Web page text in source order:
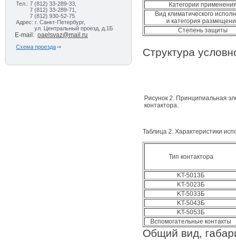
Тел.: 7 (812) 33-289-33,
7 (812) 33-289-71,
7 (812) 930-52-75
Адрес: г. Санкт-Петербург,
ул. Центральный проезд, д.1Б
E-mail: oaelsvaz@mail.ru
Схема проезда
Категории применения
Вид климатического
и категория
Степень защиты
Структура
Рисунок 2. Принципиальная
контактора.
Таблица 2. Характеристики
Тип контактора
KT-5013Б
KT-5023Б
KT-5033Б
KT-5043Б
KT-5053Б
Вспомогательные контакты
Общий вид,